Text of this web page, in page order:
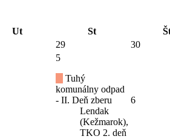
Ut St
29
30
5
Tuhý
komunálny odpad
- II. Deň zberu
Lendak
(Kežmarok),
TKO 2. deň
6